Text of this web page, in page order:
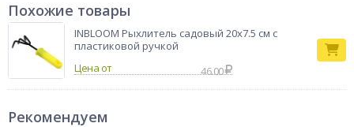
Тип товара
Бренд
INBLOOM
Похожие товары
INBLOOM Рыхлитель садовый 20x7.5 см с
пластиковой ручкой
Цена от
46.00
Рекомендуем